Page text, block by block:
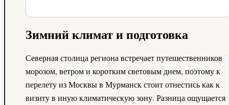
Зимний климат и подготовка
Северная столица региона встречает путешественников
морозом, ветром и коротким световым днем, поэтому к
перелету из Москвы в Мурманск стоит отнестись как к
визиту в иную климатическую зону. Разница ощущается